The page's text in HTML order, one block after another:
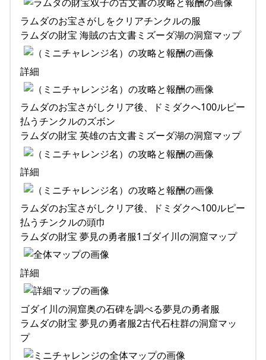
ラムダのお宝さがしをクリアチンクルの服
ラムダの財宝 海賊の古文書ミズーダ湖の洞窟マップ
詳細
ラムダのお宝さがしクリア後、ドミダクへ100ルピー
払うチンクルのズボン
ラムダの財宝 英雄の古文書ミズーダ湖の洞窟マップ
詳細
ラムダのお宝さがしクリア後、ドミダクへ100ルピー
払うチンクルの頭巾
ラムダの財宝 夢見の勇者服1ゴダイ川の洞窟マップ
詳細
ゴダイ川の洞窟奥の石碑を調べる夢見の勇者服
ラムダの財宝 夢見の勇者服2古代石柱群の洞窟マッ
プ